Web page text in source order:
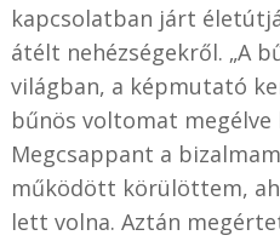
kapcsolatban járt
átélt nehézségekről. „A
világban, a képmutató
bűnös voltomat
Megcsappant a
működött körülöttem,
lett volna. Aztán